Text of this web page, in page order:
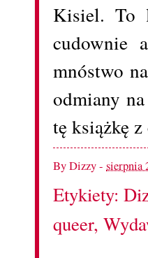
Kisiel. To
cudownie
mnóstwo
odmiany
tę książkę
ByDizzy- sierpnia
Etykiety:
queer,